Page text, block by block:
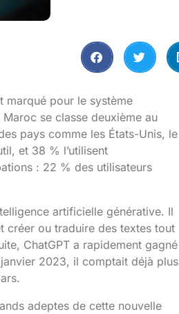
marqué pour le système
se classe deuxième au
pays comme les États-Unis, le
et 38 % l’utilisent
: 22 % des utilisateurs
artificielle générative. Il
créer ou traduire des textes tout
ChatGPT a rapidement gagné
2023, il comptait déjà plus
adeptes de cette nouvelle